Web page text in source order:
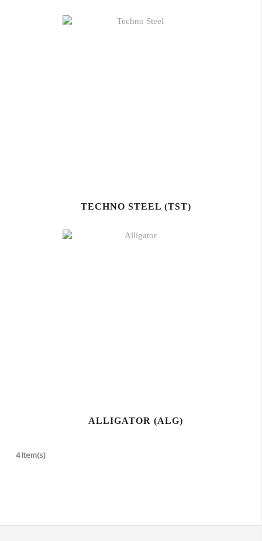
TECHNO STEEL (TST)
ALLIGATOR (ALG)
4 Item(s)